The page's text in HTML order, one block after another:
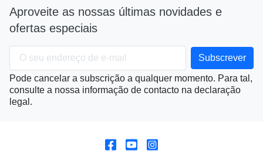
Aproveite as nossas últimas novidades e
ofertas especiais
Pode cancelar a subscrição a qualquer momento. Para tal,
consulte a nossa informação de contacto na declaração
legal.